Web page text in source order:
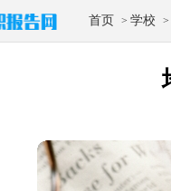
首页 > 学校 >